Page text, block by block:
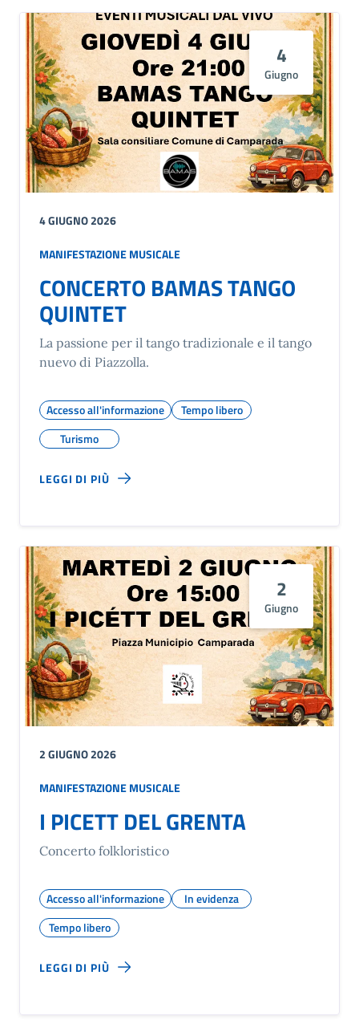
4
Giugno
4 GIUGNO 2026
MANIFESTAZIONE MUSICALE
CONCERTO BAMAS TANGO
QUINTET
La passione per il tango tradizionale e il tango
nuevo di Piazzolla.
Accesso all'informazione
Tempo libero
Turismo
LEGGI DI PIÙ
2
Giugno
2 GIUGNO 2026
MANIFESTAZIONE MUSICALE
I PICETT DEL GRENTA
Concerto folkloristico
Accesso all'informazione
In evidenza
Tempo libero
LEGGI DI PIÙ